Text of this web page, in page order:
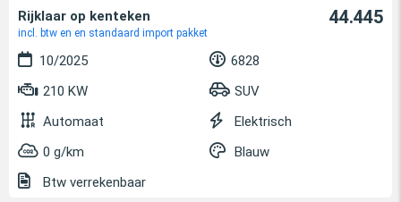
Rijklaar op kenteken
incl. btw en en standaard import pakket
44.445
10/2025
6828
210 KW
SUV
Automaat
Elektrisch
0 g/km
Blauw
Btw verrekenbaar